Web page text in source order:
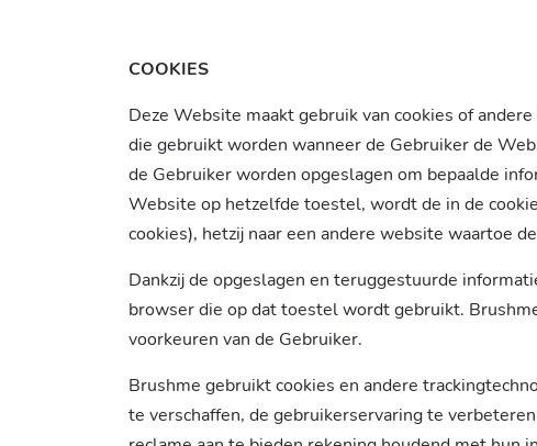
COOKIES
Deze Website maakt gebruik van cookies of
die gebruikt worden wanneer de Gebruiker de
de Gebruiker worden opgeslagen om bepaalde
Website op hetzelfde toestel, wordt de in de
cookies), hetzij naar een andere website waartoe
Dankzij de opgeslagen en teruggestuurde
browser die op dat toestel wordt gebruikt.
voorkeuren van de Gebruiker.
Brushme gebruikt cookies en andere
te verschaffen, de gebruikerservaring te